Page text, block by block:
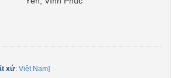
xứ: Việt Nam]